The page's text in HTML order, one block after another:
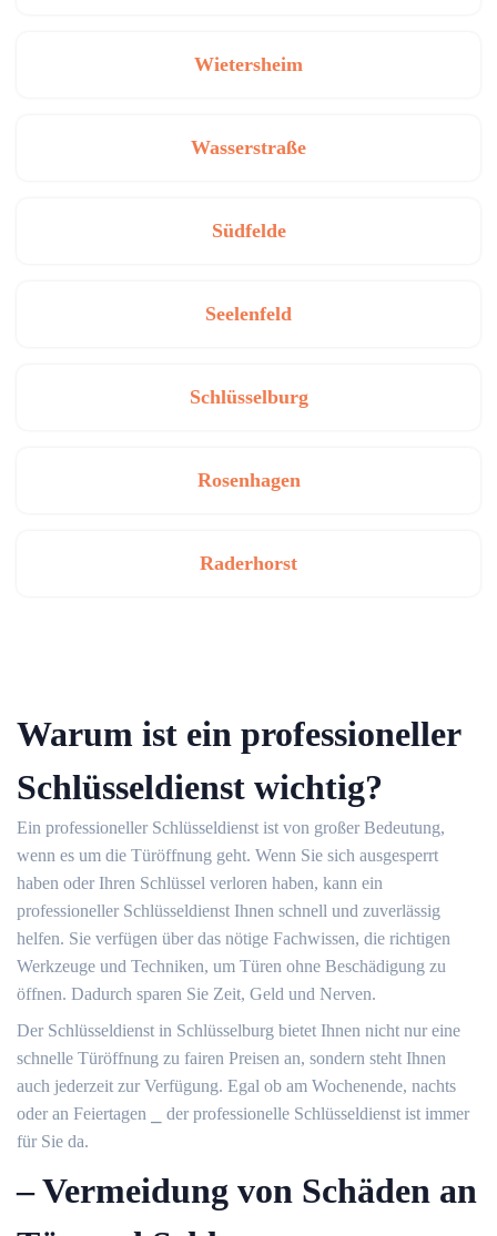
Wietersheim
Wasserstraße
Südfelde
Seelenfeld
Schlüsselburg
Rosenhagen
Raderhorst
Warum ist ein professioneller
Schlüsseldienst wichtig?
Ein professioneller Schlüsseldienst ist von großer Bedeutung,
wenn es um die Türöffnung geht.​ Wenn Sie sich ausgesperrt
haben oder Ihren Schlüssel verloren haben, kann ein
professioneller Schlüsseldienst Ihnen schnell und zuverlässig
helfen.​ Sie verfügen über das nötige Fachwissen, die richtigen
Werkzeuge und Techniken, um Türen ohne Beschädigung zu
öffnen. Dadurch sparen Sie Zeit, Geld und Nerven.​
Der Schlüsseldienst in Schlüsselburg bietet Ihnen nicht nur eine
schnelle Türöffnung zu fairen Preisen an, sondern steht Ihnen
auch jederzeit zur Verfügung.​ Egal ob am Wochenende, nachts
oder an Feiertagen ⎯ der professionelle Schlüsseldienst ist immer
für Sie da.​
– Vermeidung von Schäden an